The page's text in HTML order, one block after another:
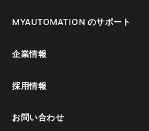
MYAUTOMATION のサポート
企業情報
採用情報
お問い合わせ